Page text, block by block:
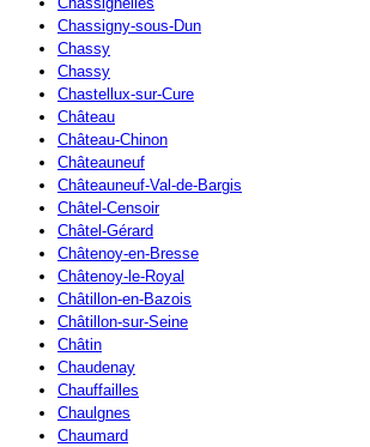
Chassigny-sous-Dun
Chassy
Chassy
Chastellux-sur-Cure
Château
Château-Chinon
Châteauneuf
Châteauneuf-Val-de-Bargis
Châtel-Censoir
Châtel-Gérard
Châtenoy-en-Bresse
Châtenoy-le-Royal
Châtillon-en-Bazois
Châtillon-sur-Seine
Châtin
Chaudenay
Chauffailles
Chaulgnes
Chaumard